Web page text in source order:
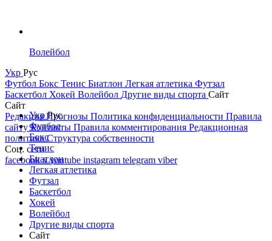
Волейбол
Укр Рус
Футбол Бокс Тенис Биатлон Легкая атлетика Футзал
Баскетбол Хокей Волейбол Другие виды спорта Сайт
Сайт
РедакцияПрогнозы Политика конфиденциальности Правила
сайтуКонтакты Правила комментирования Редакционная
политикаСтруктура собственности
Соц. сети
facebookxyoutube instagram telegram viber
УкрРус
Футбол
Бокс
Тенис
Биатлон
Легкая атлетика
Футзал
Баскетбол
Хокей
Волейбол
Другие виды спорта
Сайт